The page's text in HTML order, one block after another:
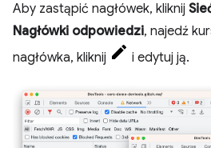
Aby zastąpić nagłówek, kliknij
Nagłówki odpowiedzi, najedź
nagłówka, kliknij
i edytuj ją.